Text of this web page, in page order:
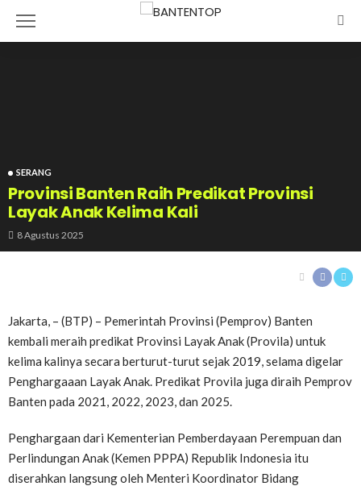
SERANG
Provinsi Banten Raih Predikat Provinsi
Layak Anak Kelima Kali
8 Agustus 2025
Jakarta, – (BTP) – Pemerintah Provinsi (Pemprov) Banten
kembali meraih predikat Provinsi Layak Anak (Provila) untuk
kelima kalinya secara berturut-turut sejak 2019, selama digelar
Penghargaaan Layak Anak. Predikat Provila juga diraih Pemprov
Banten pada 2021, 2022, 2023, dan 2025.
Penghargaan dari Kementerian Pemberdayaan Perempuan dan
Perlindungan Anak (Kemen PPPA) Republik Indonesia itu
diserahkan langsung oleh Menteri Koordinator Bidang